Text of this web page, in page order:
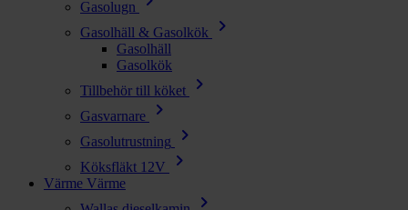
Gasolugn
Gasolhäll & Gasolkök chevron_right
Gasolhäll
Gasolkök
Tillbehör till köket
chevron_right
Gasvarnare chevron_right
Gasolutrustning chevron_right
Köksfläkt 12V chevron_right
Värme Värme
chevron_right